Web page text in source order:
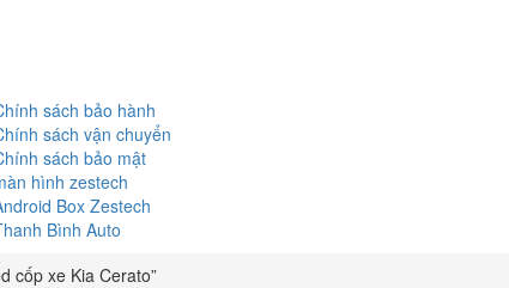
sách bảo hành
sách vận chuyển
sách bảo mật
hình zestech
Box Zestech
Bình Auto
cốp xe Kia Cerato”